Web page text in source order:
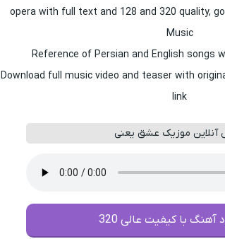
opera with full text and 128 and 320 quality,
Music
Reference of Persian and English songs
Download full music video and teaser with
link
موزیک عشق یعنی
آهنگ با کیفیت عالی 320